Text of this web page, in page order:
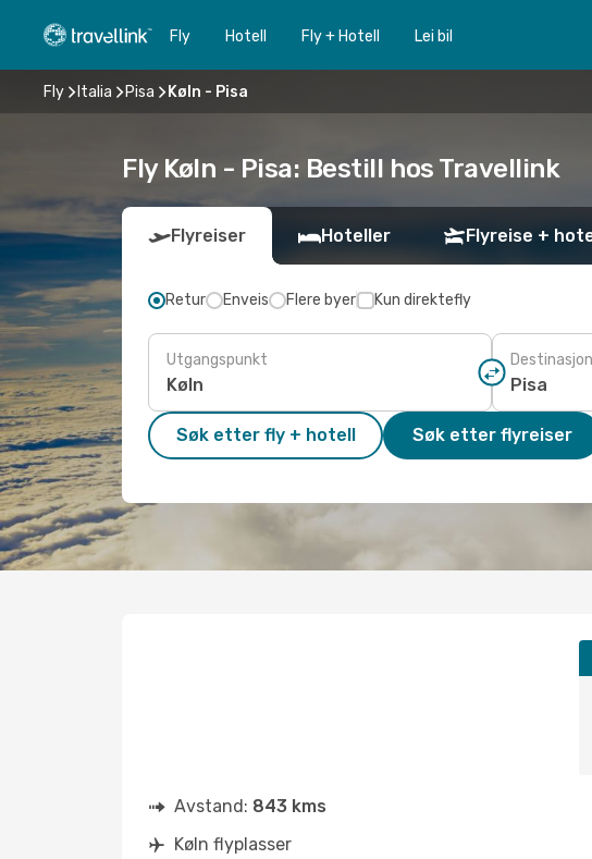
Fly Hotell Fly + Hotell Lei bil
Fly Italia Pisa Køln - Pisa
Fly Køln - Pisa: Bestill hos Travellink
Flyreiser Hoteller Flyreise +
Retur Enveis Flere byer Kun direktefly
Utgangspunkt Destinasjon
Søk etter fly + hotell Søk etter flyreiser
Avstand: 843 kms
Køln flyplasser